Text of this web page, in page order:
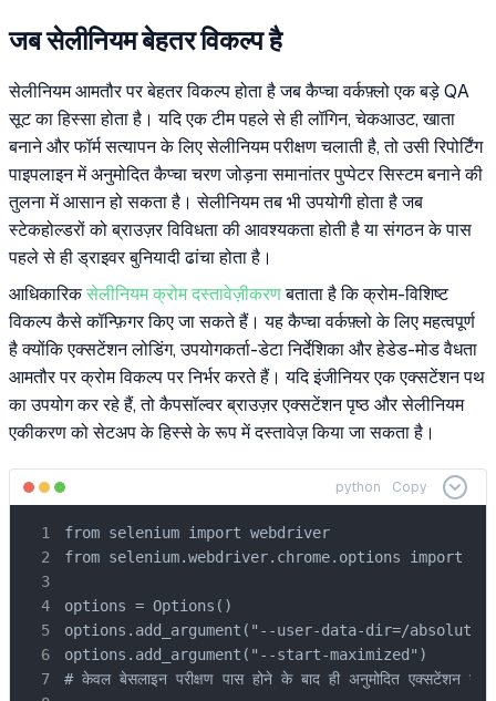
जब सेलीनियम बेहतर विकल्प है
सेलीनियम आमतौर पर बेहतर विकल्प होता है जब कैप्चा वर्कफ़्लो एक बड़े QA
सूट का हिस्सा होता है। यदि एक टीम पहले से ही लॉगिन, चेकआउट, खाता
बनाने और फॉर्म सत्यापन के लिए सेलीनियम परीक्षण चलाती है, तो उसी रिपोर्टिंग
पाइपलाइन में अनुमोदित कैप्चा चरण जोड़ना समानांतर पुप्पेटर सिस्टम बनाने की
तुलना में आसान हो सकता है। सेलीनियम तब भी उपयोगी होता है जब
स्टेकहोल्डरों को ब्राउज़र विविधता की आवश्यकता होती है या संगठन के पास
पहले से ही ड्राइवर बुनियादी ढांचा होता है।
आधिकारिकसेलीनियम क्रोम दस्तावेज़ीकरणबताता है कि क्रोम-विशिष्ट
विकल्प कैसे कॉन्फ़िगर किए जा सकते हैं। यह कैप्चा वर्कफ़्लो के लिए महत्वपूर्ण
है क्योंकि एक्सटेंशन लोडिंग, उपयोगकर्ता-डेटा निर्देशिका और हेडेड-मोड वैधता
आमतौर पर क्रोम विकल्प पर निर्भर करते हैं। यदि इंजीनियर एक एक्सटेंशन पथ
का उपयोग कर रहे हैं, तो कैपसॉल्वर ब्राउज़र एक्सटेंशन पृष्ठ और सेलीनियम
एकीकरण को सेटअप के हिस्से के रूप में दस्तावेज़ किया जा सकता है।
python Copy
from selenium import webdriver
from selenium.webdriver.chrome.options import
options = Options()
options.add_argument("--user-data-dir=/
options.add_argument("--start-maximized")
# केवल बेसलाइन परीक्षण पास होने के बाद ही अनुमोदित एक्सटेंशन या